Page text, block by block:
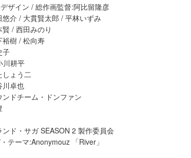
ザイン / 総作画監督:阿比留隆彦
悠介 / 大貫賢太郎 / 平林いずみ
/ 西田みのり
裕樹 / 松向寿
子
川耕平
ょう二
川卓也
ドチーム・ドンファン
ド・サガ SEASON 2 製作委員会
テーマ:Anonymouz 「River」